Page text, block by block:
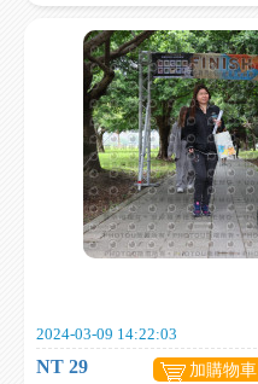
2024-03-09 14:22:03
NT 29 加購物車